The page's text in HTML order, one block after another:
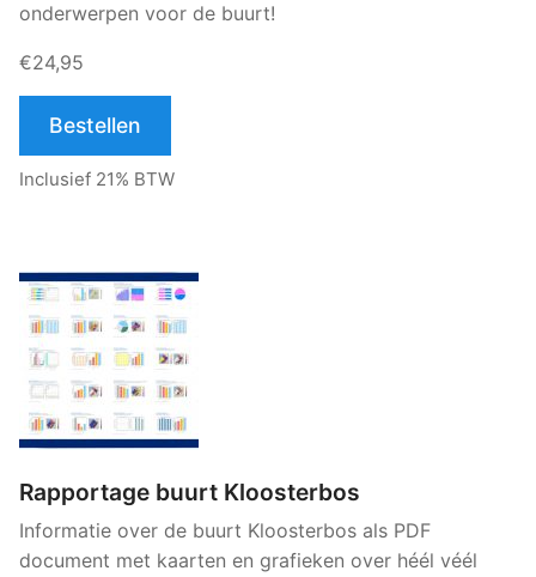
onderwerpen voor de buurt!
€24,95
Bestellen
Inclusief 21% BTW
Rapportage buurt Kloosterbos
Informatie over de buurt Kloosterbos als PDF
document met kaarten en grafieken over héél véél